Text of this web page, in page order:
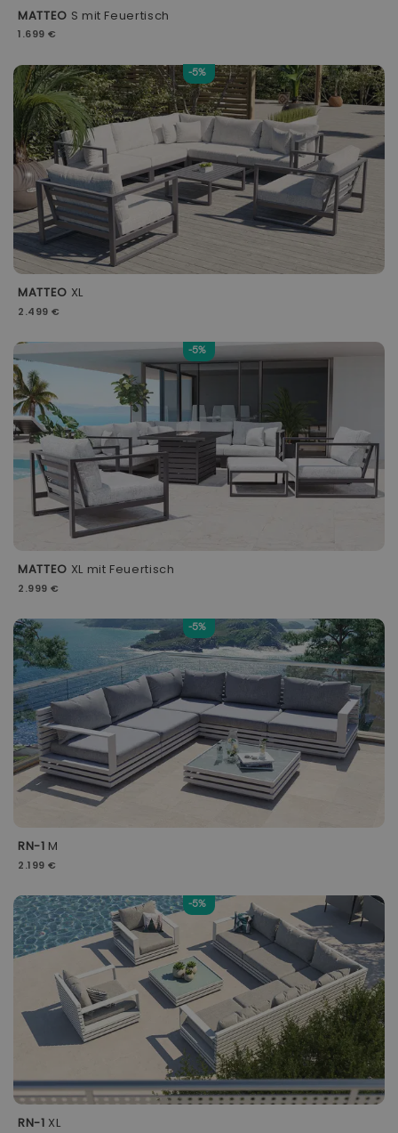
MATTEO S mit Feuertisch
1.699 €
-5%
MATTEO XL
2.499 €
-5%
MATTEO XL mit Feuertisch
2.999 €
-5%
RN-1 M
2.199 €
-5%
RN-1 XL